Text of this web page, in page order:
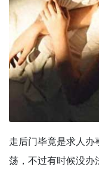
走后门毕竟是求人
荡，不过有时候没办